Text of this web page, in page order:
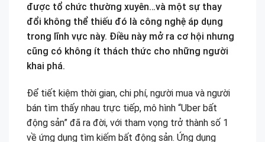
được tổ chức thường xuyên…và một sự thay
đổi không thể thiếu đó là công nghệ áp dụng
trong lĩnh vực này. Điều này mở ra cơ hội nhưng
cũng có không ít thách thức cho những người
khai phá.
Để tiết kiệm thời gian, chi phí, người mua và người
bán tìm thấy nhau trực tiếp, mô hình “Uber bất
động sản” đã ra đời, với tham vọng trở thành số 1
về ứng dụng tìm kiếm bất động sản. Ứng dụng